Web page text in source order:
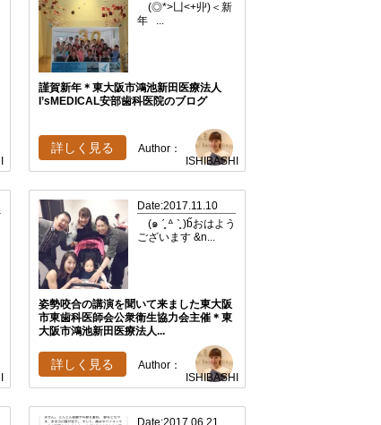
(◎*>凵<+丱)＜新
年 ...
謹賀新年＊東大阪市鴻池新田医療法人
I’sMEDICAL安部歯科医院のブログ
Author：
ISHIBASHI
詳しく見る
Date:2017.11.10
(๑ ˊ͈ ᐞ ˋ͈ )ƅ̋おはよう
ございます &n...
姿勢咬合の講演を聞いて来ました東大阪
市東歯科医師会公衆衛生協力会主催＊東
大阪市鴻池新田医療法人...
Author：
ISHIBASHI
詳しく見る
Date:2017.06.21